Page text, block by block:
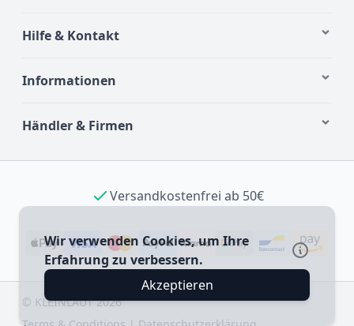
Wir verwenden Cookies, um Ihre
Erfahrung zu verbessern.
Akzeptieren
Hilfe & Kontakt
Informationen
Händler & Firmen
Versandkostenfrei ab 50€
© KLEINLAUT 2026